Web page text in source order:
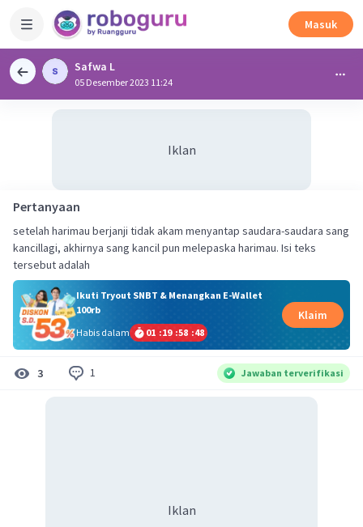
Masuk
Safwa L
05 Desember 2023 11:24
Iklan
Pertanyaan
setelah harimau berjanji tidak akam menyantap saudara-saudara sang
kancillagi, akhirnya sang kancil pun melepaska harimau. Isi teks
tersebut adalah
Ikuti Tryout SNBT & Menangkan E-Wallet
100rb
Habis dalam
01 :19 :58 :48
Klaim
3 1 Jawaban terverifikasi
Iklan